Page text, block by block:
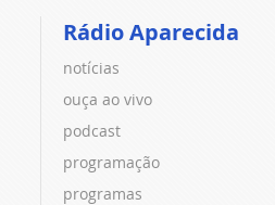
Rádio Aparecida
notícias
ouça ao vivo
podcast
programação
programas